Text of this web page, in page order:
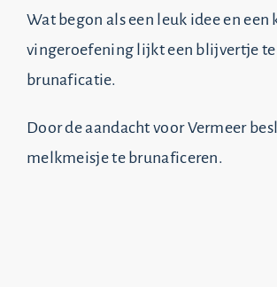
Wat begon als een leuk idee en een
vingeroefening lijkt een blijvertje te
brunaficatie.
Door de aandacht voor Vermeer
melkmeisje te brunaficeren.